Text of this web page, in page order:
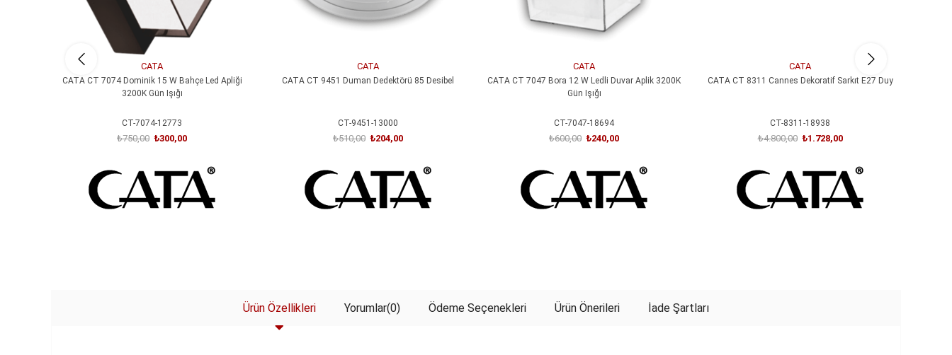
CATA
CATA CT 7074 Dominik 15 W Bahçe Led Apliği
3200K Gün Işığı
CT-7074-12773
₺300,00
₺750,00
CATA
CATA CT 9451 Duman Dedektörü 85 Desibel
CT-9451-13000
₺204,00
₺510,00
CATA
CATA CT 7047 Bora 12 W Ledli Duvar Aplik 3200K
Gün Işığı
CT-7047-18694
₺240,00
₺600,00
CATA
CATA CT 8311 Cannes Dekoratif Sarkıt E27 Duy
CT-8311-18938
₺1.728,00
₺4.800,00
Ürün Özellikleri Yorumlar(0) Ödeme Seçenekleri Ürün Önerileri İade Şartları